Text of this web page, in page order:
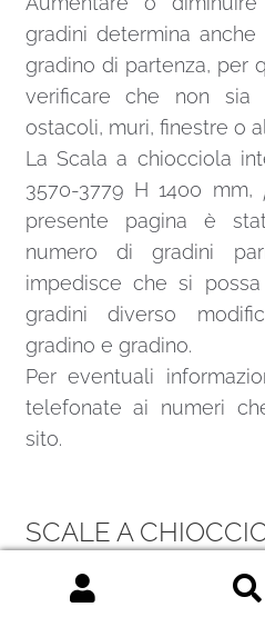
gradini determina
gradino di partenza, per
verificare che non sia
ostacoli, muri, finestre o
La Scala a chiocciola
3570-3779 H 1400 mm,
presente pagina è
numero di gradini
impedisce che si
gradini diverso
gradino e gradino.
Per eventuali
telefonate ai numeri
sito.
SCALE A
La principale differenza,